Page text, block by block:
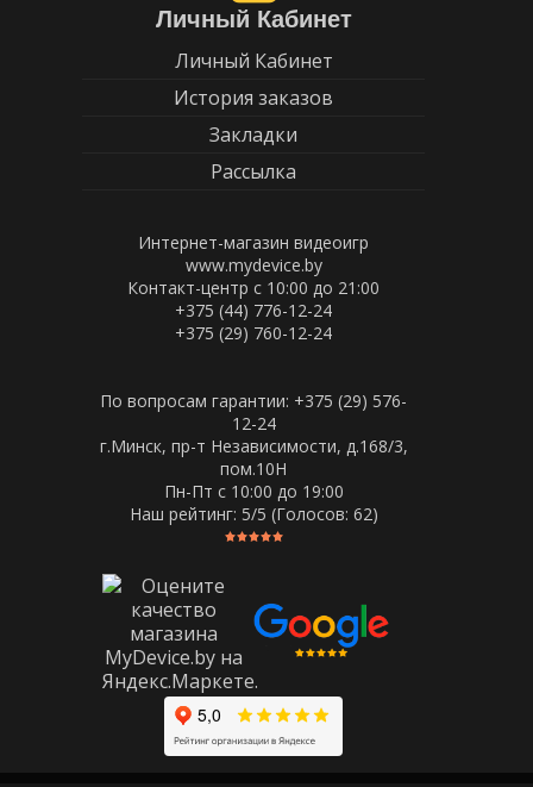
Личный Кабинет
Личный Кабинет
История заказов
Закладки
Рассылка
Интернет-магазин видеоигр
www.mydevice.by
Контакт-центр с 10:00 до 21:00
+375 (44) 776-12-24
+375 (29) 760-12-24
По вопросам гарантии: +375 (29) 576-
12-24
г.Минск, пр-т Независимости, д.168/3,
пом.10Н
Пн-Пт c 10:00 до 19:00
Наш рейтинг: 5/5 (Голосов: 62)